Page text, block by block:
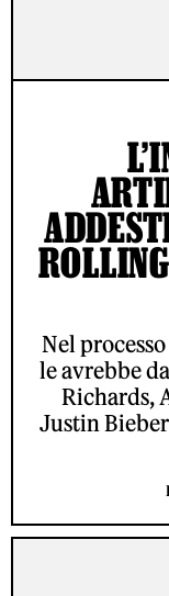
Nel
le avrebbe
Richards,
Justin